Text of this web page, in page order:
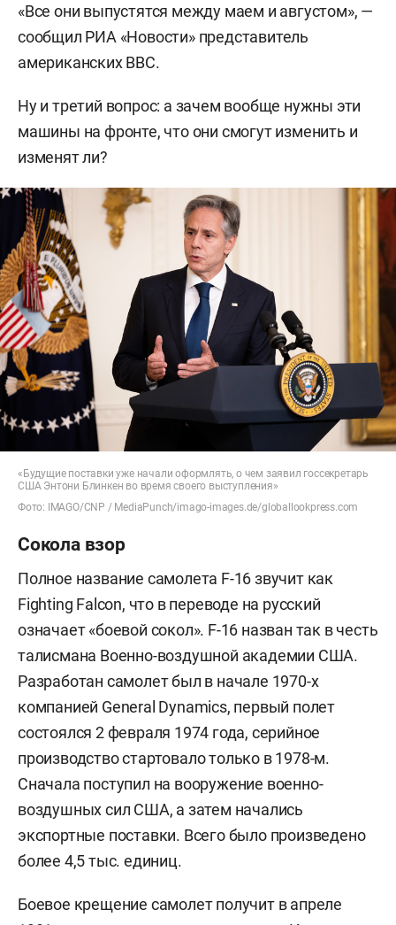
«Все они выпустятся между маем и августом», —
сообщил РИА «Новости» представитель
американских ВВС.
Ну и третий вопрос: а зачем вообще нужны эти
машины на фронте, что они смогут изменить и
изменят ли?
«Будущие поставки уже начали оформлять, о чем заявил госсекретарь
США Энтони Блинкен во время своего выступления»
Фото: IMAGO/CNP / MediaPunch/imago-images.de/globallookpress.com
Сокола взор
Полное название самолета F-16 звучит как
Fighting Falcon, что в переводе на русский
означает «боевой сокол». F-16 назван так в честь
талисмана Военно-воздушной академии США.
Разработан самолет был в начале 1970-х
компанией General Dynamics, первый полет
состоялся 2 февраля 1974 года, серийное
производство стартовало только в 1978-м.
Сначала поступил на вооружение военно-
воздушных сил США, а затем начались
экспортные поставки. Всего было произведено
более 4,5 тыс. единиц.
Боевое крещение самолет получит в апреле